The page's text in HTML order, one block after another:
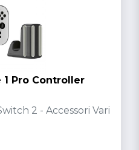
1 Pro Controller
2 - Accessori Vari